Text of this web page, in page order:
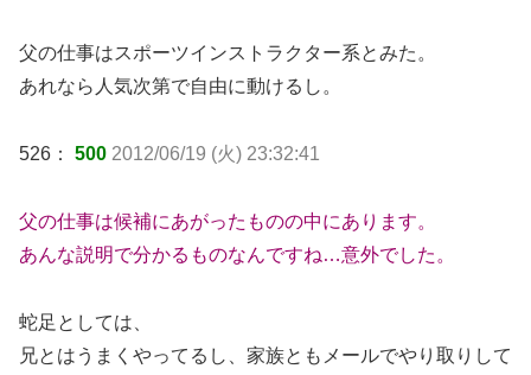
父の仕事はスポーツインストラクター系とみた。
あれなら人気次第で自由に動けるし。
526： 500 2012/06/19 (火) 23:32:41
父の仕事は候補にあがったものの中にあります。
あんな説明で分かるものなんですね…意外でした。
蛇足としては、
兄とはうまくやってるし、家族ともメールでやり取りして